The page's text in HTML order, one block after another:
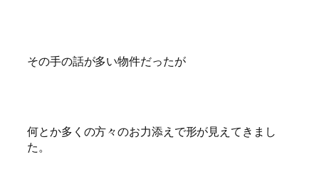
その手の話が多い物件だったが
何とか多くの方々のお力添えで形が見えてきまし
た。